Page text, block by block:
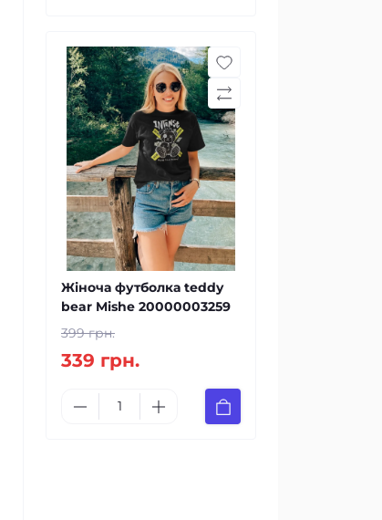
Жіноча футболка teddy
bear Mishe 20000003259
399 грн.
339 грн.